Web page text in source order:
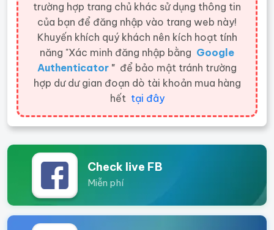
trường hợp trang chủ khác sử dụng thông tin
của bạn để đăng nhập vào trang web này!
Khuyến khích quý khách nên kích hoạt tính
năng "Xác minh đăng nhập bằng Google
Authenticator " để bảo mật tránh trường
hợp dư dư gian đoạn dò tài khoản mua hàng
hết tại đây
Check live FB
Miễn phí